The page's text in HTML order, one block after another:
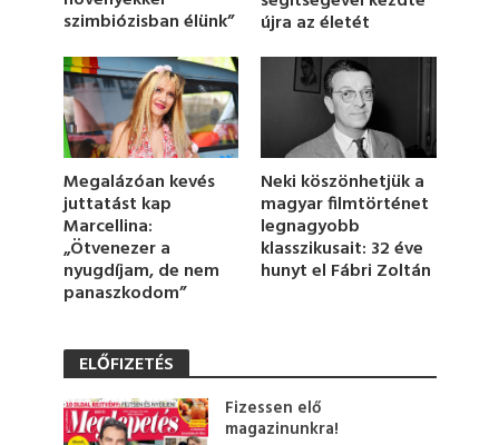
t
e
3
s
e
c
o
n
s
szimbiózisban élünk” újra az életét
Megalázóan kevés
juttatást kap
Marcellina:
„Ötvenezer a
nyugdíjam, de nem
panaszkodom”
Neki köszönhetjük a
magyar filmtörténet
legnagyobb
klasszikusait: 32 éve
hunyt el Fábri Zoltán
ELŐFIZETÉS
Fizessen elő
magazinunkra!